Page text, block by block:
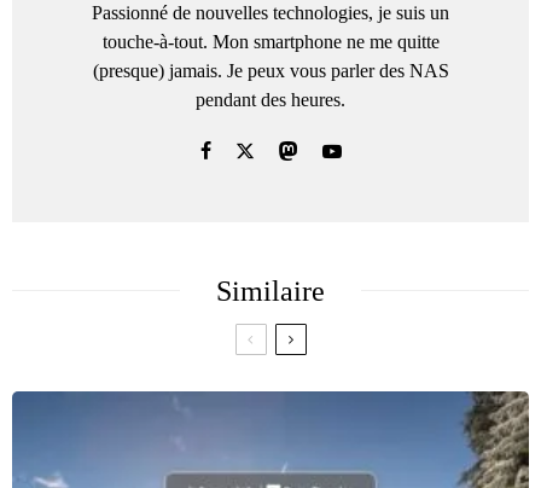
Passionné de nouvelles technologies, je suis un
touche-à-tout. Mon smartphone ne me quitte
(presque) jamais. Je peux vous parler des NAS
pendant des heures.
Similaire